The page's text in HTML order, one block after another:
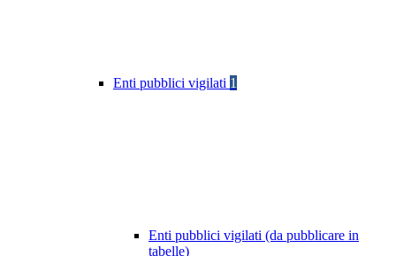
Enti pubblici vigilati 1
Enti pubblici vigilati (da pubblicare in
tabelle)